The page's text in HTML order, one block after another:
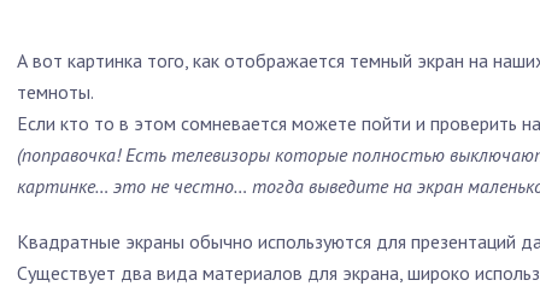
А вот картинка того, как отображается темный экран на
темноты.
Если кто то в этом сомневается можете пойти и проверить
(поправочка! Есть телевизоры которые полностью
картинке… это не честно… тогда выведите на экран
Квадратные экраны обычно используются для презентаций
Существует два вида материалов для экрана, широко